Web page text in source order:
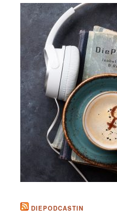
DIEPODCASTIN